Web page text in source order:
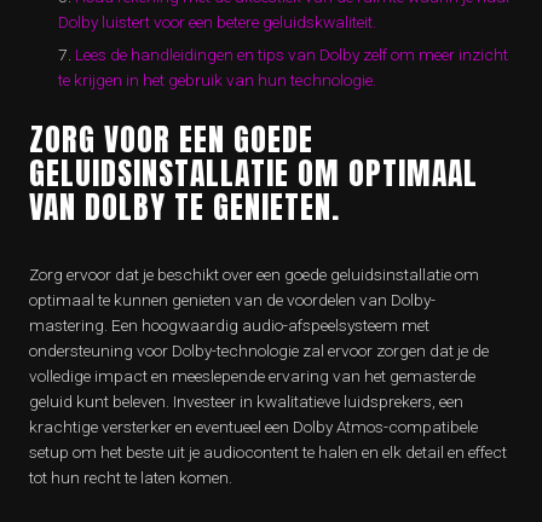
Dolby luistert voor een betere geluidskwaliteit.
Lees de handleidingen en tips van Dolby zelf om meer inzicht
te krijgen in het gebruik van hun technologie.
ZORG VOOR EEN GOEDE
GELUIDSINSTALLATIE OM OPTIMAAL
VAN DOLBY TE GENIETEN.
Zorg ervoor dat je beschikt over een goede geluidsinstallatie om
optimaal te kunnen genieten van de voordelen van Dolby-
mastering. Een hoogwaardig audio-afspeelsysteem met
ondersteuning voor Dolby-technologie zal ervoor zorgen dat je de
volledige impact en meeslepende ervaring van het gemasterde
geluid kunt beleven. Investeer in kwalitatieve luidsprekers, een
krachtige versterker en eventueel een Dolby Atmos-compatibele
setup om het beste uit je audiocontent te halen en elk detail en effect
tot hun recht te laten komen.